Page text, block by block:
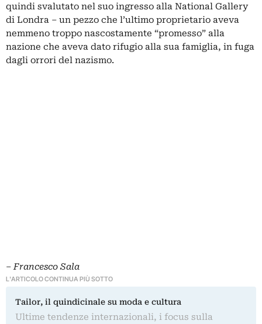
quindi svalutato nel suo ingresso alla National Gallery
di Londra – un pezzo che l’ultimo proprietario aveva
nemmeno troppo nascostamente “promesso” alla
nazione che aveva dato rifugio alla sua famiglia, in fuga
dagli orrori del nazismo.
– Francesco Sala
L'ARTICOLO CONTINUA PIÙ SOTTO
Tailor, il quindicinale su moda e cultura
Ultime tendenze internazionali, i focus sulla